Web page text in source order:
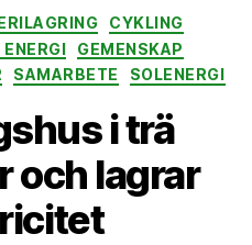
Kategorier
CYKLING
ENERGI
GEMENSKAP
SAMARBETE SOLENERGI
i trä
och lagrar